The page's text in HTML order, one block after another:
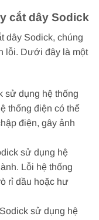
cắt dây Sodick
dây Sodick, chúng
lỗi. Dưới đây là một
sử dụng hệ thống
thống điện có thể
điện, gây ảnh
sử dụng hệ
Lỗi hệ thống
rỉ dầu hoặc hư
sử dụng hệ